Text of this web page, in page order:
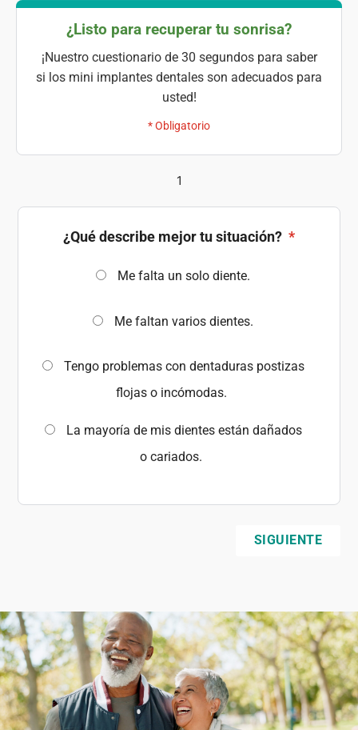
¿Listo para recuperar tu sonrisa?
¡Nuestro cuestionario de 30 segundos para saber
si los mini implantes dentales son adecuados para
usted!
* Obligatorio
1
¿Qué describe mejor tu situación? *
Me falta un solo diente.
Me faltan varios dientes.
Tengo problemas con dentaduras postizas
flojas o incómodas.
La mayoría de mis dientes están dañados
o cariados.
SIGUIENTE